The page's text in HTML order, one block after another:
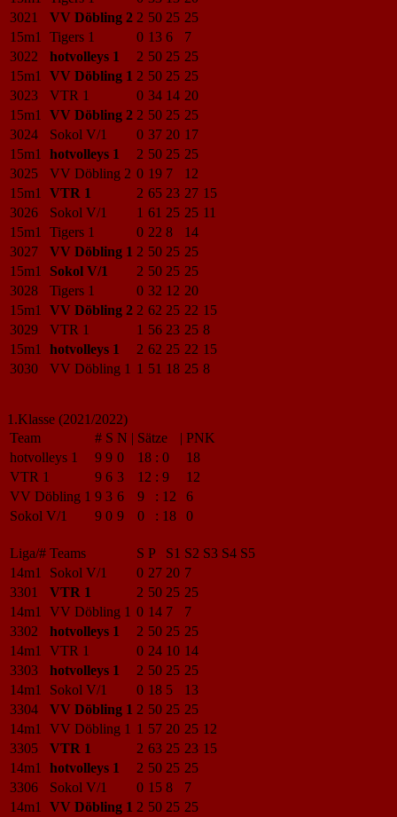
3021
VV Döbling 2 2 50 25 25
15m1
Tigers 1 0 13 6
7
3022
hotvolleys 1 2 50 25 25
15m1
VV Döbling 1 2 50 25 25
3023
VTR 1 0 34 14 20
15m1
VV Döbling 2 2 50 25 25
3024
Sokol V/1 0 37 20 17
15m1
hotvolleys 1 2 50 25 25
3025
VV Döbling 2 0 19 7
12
15m1
VTR 1 2 65 23 27 15
3026
Sokol V/1 1 61 25 25 11
15m1
Tigers 1 0 22 8
14
3027
VV Döbling 1 2 50 25 25
15m1
Sokol V/1 2 50 25 25
3028
Tigers 1 0 32 12 20
15m1
VV Döbling 2 2 62 25 22 15
3029
VTR 1 1 56 23 25 8
15m1
hotvolleys 1 2 62 25 22 15
3030
VV Döbling 1 1 51 18 25 8
1.Klasse (2021/2022)
Team
# S N | Sätze | PNK
hotvolleys 1
9 9 0 18 : 0
18
VTR 1
9 6 3 12 : 9
12
VV Döbling 1 9 3 6 9 : 12
6
Sokol V/1
9 0 9 0 : 18 0
Liga/# Teams S P S1 S2 S3 S4 S5
14m1
Sokol V/1 0 27 20 7
3301
VTR 1 2 50 25 25
14m1
VV Döbling 1 0 14 7
7
3302
hotvolleys 1 2 50 25 25
14m1
VTR 1 0 24 10 14
3303
hotvolleys 1 2 50 25 25
14m1
Sokol V/1 0 18 5
13
3304
VV Döbling 1 2 50 25 25
14m1
VV Döbling 1 1 57 20 25 12
3305
VTR 1 2 63 25 23 15
14m1
hotvolleys 1 2 50 25 25
3306
Sokol V/1 0 15 8
7
14m1
VV Döbling 1 2 50 25 25